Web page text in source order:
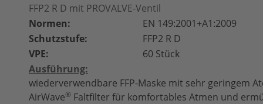
FFP2 R D mit PROVALVE-Ventil
Normen:
EN 149:2001+A1:2009
Schutzstufe:
FFP2 R D
VPE:
60 Stück
Ausführung:
wiederverwendbare FFP-Maske mit sehr geringem
AirWave® Faltfilter für komfortables Atmen und